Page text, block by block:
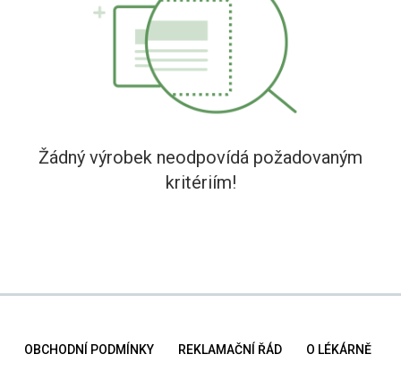
Žádný výrobek neodpovídá požadovaným
kritériím!
OBCHODNÍ PODMÍNKY REKLAMAČNÍ ŘÁD O LÉKÁRNĚ